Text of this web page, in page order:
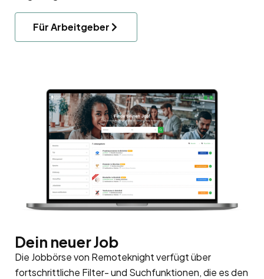
Für Arbeitgeber
Dein neuer Job
Die Jobbörse von Remoteknight verfügt über
fortschrittliche Filter- und Suchfunktionen, die es den